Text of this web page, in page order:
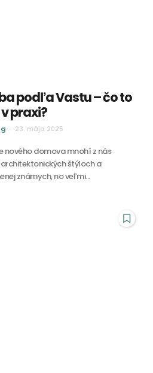
podľa Vastu – čo to
praxi?
- 23. mája 2025
nového domova mnohí z nás
štýloch a
známych, no veľmi...